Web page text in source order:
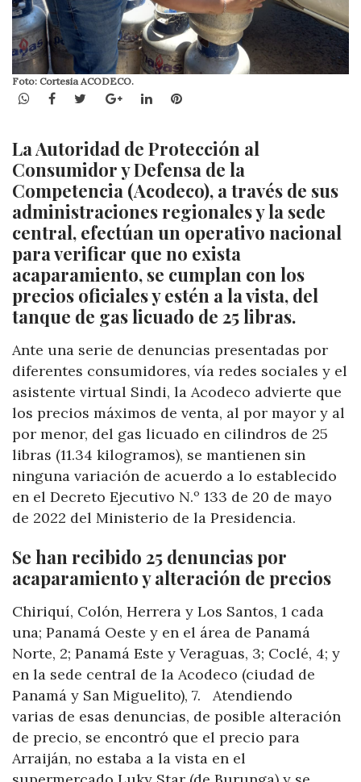
Foto: Cortesia ACODECO.
WhatsApp
Facebook
TwitterGoogle+LinkedInPinterest
La Autoridad de Protección al
Consumidor y Defensa de la
Competencia (Acodeco), a través de sus
administraciones regionales y la sede
central, efectúan un operativo nacional
para verificar que no exista
acaparamiento, se cumplan con los
precios oficiales y estén a la vista, del
tanque de gas licuado de 25 libras.
Ante una serie de denuncias presentadas por
diferentes consumidores, vía redes sociales y el
asistente virtual Sindi, la Acodeco advierte que
los precios máximos de venta, al por mayor y al
por menor, del gas licuado en cilindros de 25
libras (11.34 kilogramos), se mantienen sin
ninguna variación de acuerdo a lo establecido
en el Decreto Ejecutivo N.º 133 de 20 de mayo
de 2022 del Ministerio de la Presidencia.
Se han recibido 25 denuncias por
acaparamiento y alteración de precios
Chiriquí, Colón, Herrera y Los Santos, 1 cada
una; Panamá Oeste y en el área de Panamá
Norte, 2; Panamá Este y Veraguas, 3; Coclé, 4; y
en la sede central de la Acodeco (ciudad de
Panamá y San Miguelito), 7. Atendiendo
varias de esas denuncias, de posible alteración
de precio, se encontró que el precio para
Arraiján, no estaba a la vista en el